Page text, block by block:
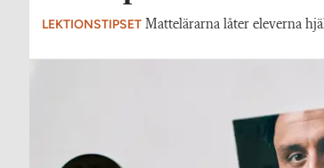
LEKTIONSTIPSET Mattelärarna låter eleverna